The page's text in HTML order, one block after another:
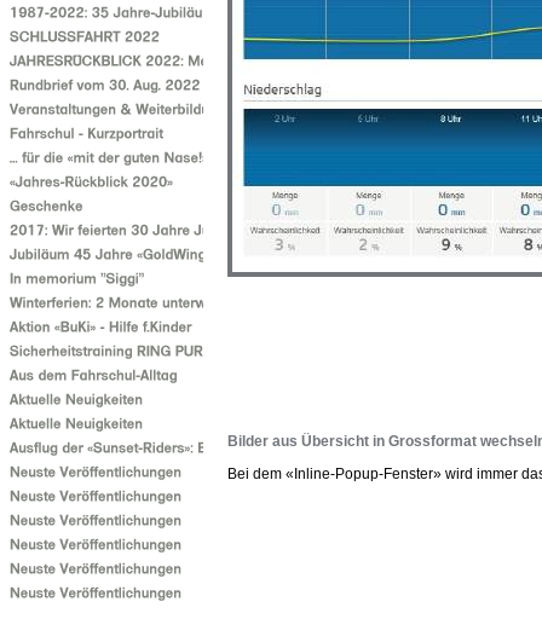
Bilder aus Übersicht in Grossformat
Bei dem «Inline-Popup-Fenster» wird immer